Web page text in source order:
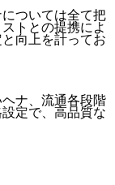
ついては全て把
トとの提携によ
向上を計ってお
ナ、流通各段階
定で、高品質な